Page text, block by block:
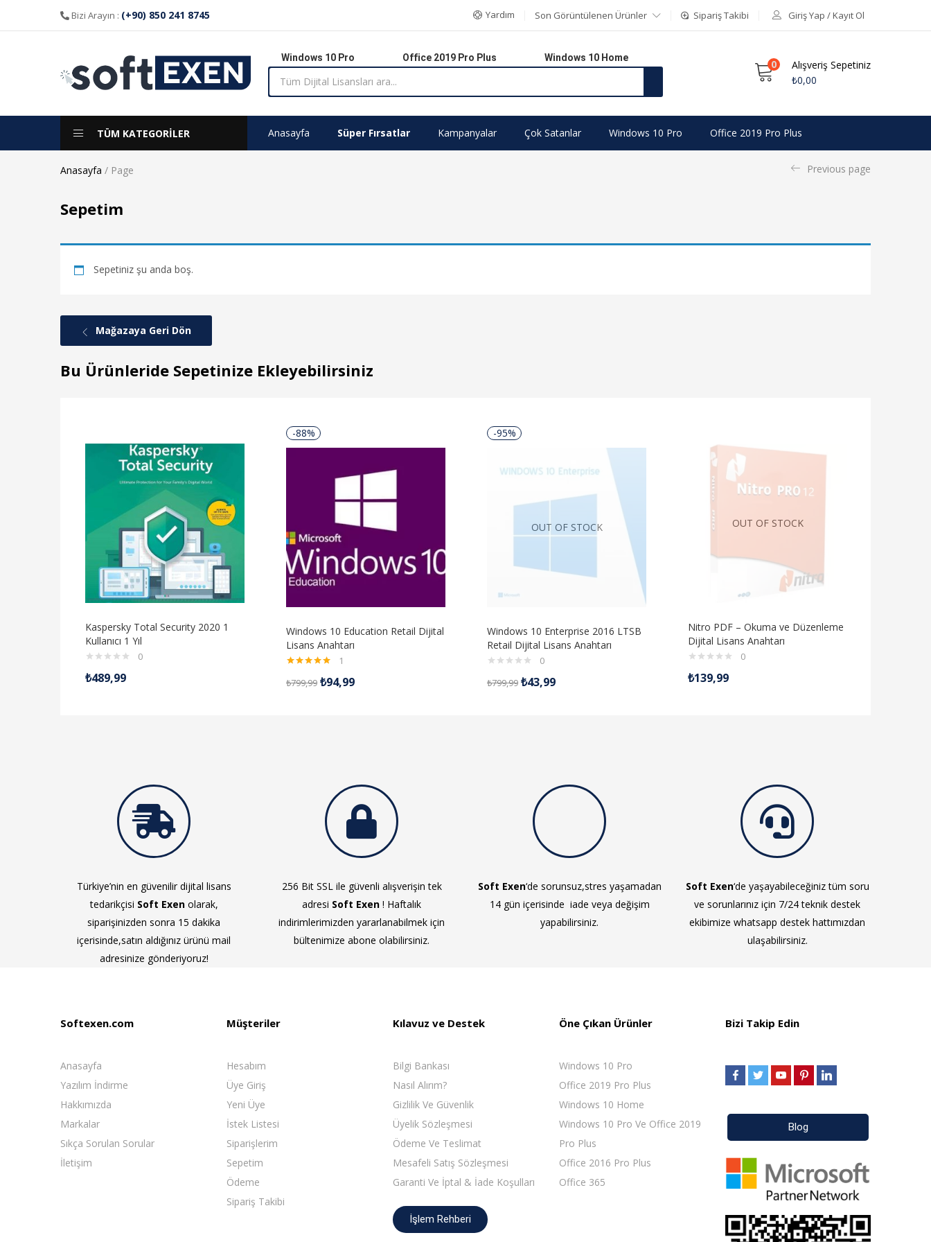
Bizi Arayın : (+90) 850 241 8745 Yardım Son Görüntülenen Ürünler Sipariş Takibi Giriş Yap / Kayıt Ol
Windows 10 Pro Office 2019 Pro Plus Windows 10 Home 0
Alışveriş Sepetiniz
₺0,00
TÜM KATEGORİLER Anasayfa Süper Fırsatlar Kampanyalar Çok Satanlar Windows 10 Pro Office 2019 Pro Plus
Anasayfa / Page Previous page
Sepetim
Sepetiniz şu anda boş.
Mağazaya Geri Dön
Bu Ürünleride Sepetinize Ekleyebilirsiniz
Kaspersky Total Security 2020 1
Kullanıcı 1 Yıl
0
₺489,99
-88%
Windows 10 Education Retail Dijital
Lisans Anahtarı
5.00oy aldı
1
₺799,99 ₺94,99
-95%
OUT OF STOCK
Windows 10 Enterprise 2016 LTSB
Retail Dijital Lisans Anahtarı
0
₺799,99 ₺43,99
OUT OF STOCK
Nitro PDF – Okuma ve Düzenleme
Dijital Lisans Anahtarı
0
₺139,99
Türkiye’nin en güvenilir dijital lisans
tedarikçisi Soft Exenolarak,
siparişinizden sonra 15 dakika
içerisinde,satın aldığınız ürünü mail
adresinize gönderiyoruz!
256 Bit SSL ile güvenli alışverişin tek
adresi Soft Exen ! Haftalık
indirimlerimizden yararlanabilmek için
bültenimize abone olabilirsiniz.
Soft Exen‘de sorunsuz,stres yaşamadan
14 gün içerisinde iade veya değişim
yapabilirsiniz.
Soft Exen‘de yaşayabileceğiniz tüm soru
ve sorunlarınız için 7/24 teknik destek
ekibimize whatsapp destek hattımızdan
ulaşabilirsiniz.
Softexen.com
Anasayfa
Yazılım İndirme
Hakkımızda
Markalar
Sıkça Sorulan Sorular
İletişim
Müşteriler
Hesabım
Üye Giriş
Yeni Üye
İstek Listesi
Siparişlerim
Sepetim
Ödeme
Sipariş Takibi
Kılavuz ve Destek
Bilgi Bankası
Nasıl Alırım?
Gizlilik Ve Güvenlik
Üyelik Sözleşmesi
Ödeme Ve Teslimat
Mesafeli Satış Sözleşmesi
Garanti Ve İptal & İade Koşulları
İşlem Rehberi
Öne Çıkan Ürünler
Windows 10 Pro
Office 2019 Pro Plus
Windows 10 Home
Windows 10 Pro Ve Office 2019
Pro Plus
Office 2016 Pro Plus
Office 365
Bizi Takip Edin
Blog